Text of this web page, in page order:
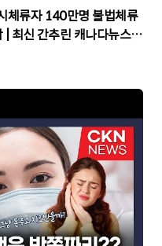
체류자 140만명 불법체류
최신 간추린 캐나다뉴스 |